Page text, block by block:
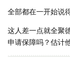
全部都在一开始说
这人差一点就全聚
申请保障吗？估计